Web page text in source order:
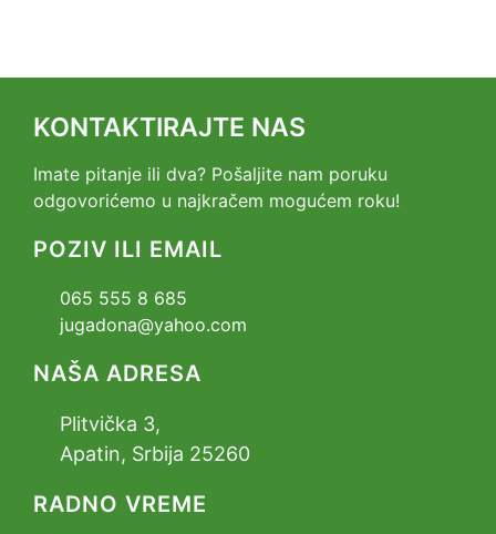
KONTAKTIRAJTE NAS
Imate pitanje ili dva? Pošaljite nam poruku
odgovorićemo u najkračem mogućem roku!
POZIV ILI EMAIL
065 555 8 685
jugadona@yahoo.com
NAŠA ADRESA
Plitvička 3,
Apatin, Srbija 25260
RADNO VREME